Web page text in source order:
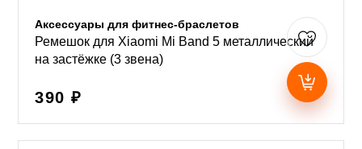
Аксессуары для фитнес-браслетов
Ремешок для Xiaomi Mi Band 5 металлический
на застёжке (3 звена)
390 ₽